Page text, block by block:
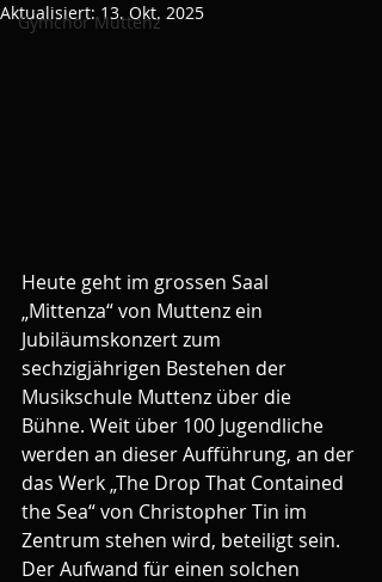
Gymchor Muttenz
Aktualisiert:13. Okt. 2025
Heute geht im grossen Saal
„Mittenza“ von Muttenz ein
Jubiläumskonzert zum
sechzigjährigen Bestehen der
Musikschule Muttenz über die
Bühne. Weit über 100 Jugendliche
werden an dieser Aufführung, an der
das Werk „The Drop That Contained
the Sea“ von Christopher Tin im
Zentrum stehen wird, beteiligt sein.
Der Aufwand für einen solchen